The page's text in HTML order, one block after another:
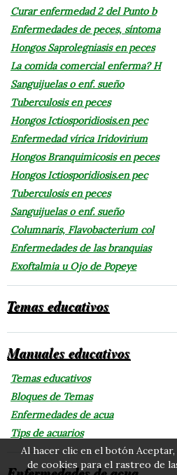
Curar enfermedad 2 del Punto b
Enfermedades de peces, síntoma
Hongos Saprolegniasis en peces
La comida comercial enferma? H
Sanguijuelas o enf. sueño
Tuberculosis en peces
Hongos Ictiosporidiosis.en pec
Enfermedad vírica Iridovirium
Hongos Branquimicosis en peces
Hongos Ictiosporidiosis.en pec
Tuberculosis en peces
Sanguijuelas o enf. sueño
Columnaris, Flavobacterium col
Enfermedades de las branquias
Exoftalmia u Ojo de Popeye
Temas educativos
Manuales educativos
Temas educativos
Bloques de Temas
Enfermedades de acua
Tips de acuarios
Al hacer clic en el botón
de cookies para el rastreo de